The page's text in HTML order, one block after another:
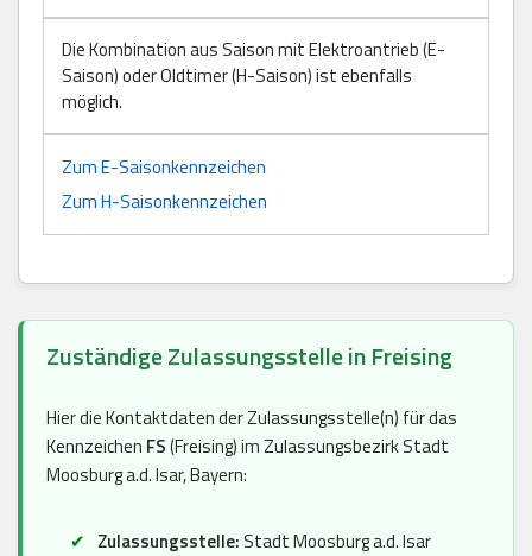
Die Kombination aus Saison mit Elektroantrieb (E-
Saison) oder Oldtimer (H-Saison) ist ebenfalls
möglich.
Zum E-Saisonkennzeichen
Zum H-Saisonkennzeichen
Zuständige Zulassungsstelle in Freising
Hier die Kontaktdaten der Zulassungsstelle(n) für das
Kennzeichen FS(Freising) im Zulassungsbezirk Stadt
Moosburg a.d. Isar, Bayern:
Zulassungsstelle: Stadt Moosburg a.d. Isar